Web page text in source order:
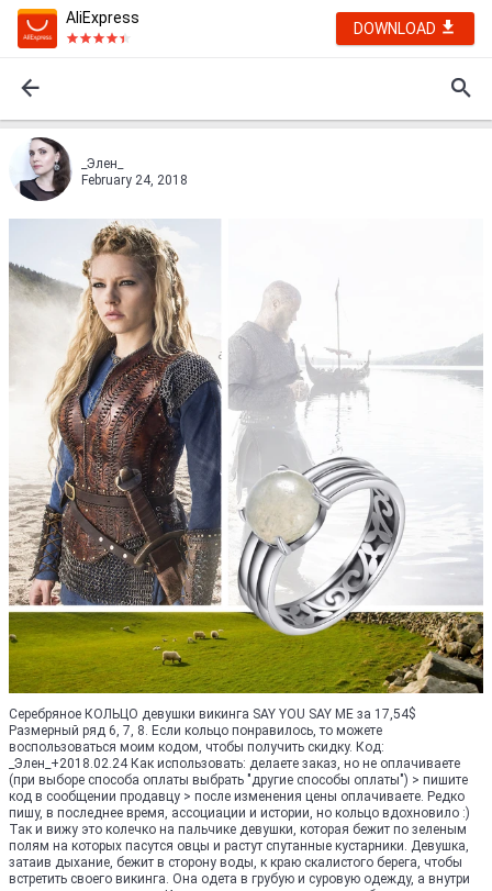
AliExpress
DOWNLOAD
_Элен_
February 24, 2018
Серебряное КОЛЬЦО девушки викинга SAY YOU SAY ME за 17,54$
Размерный ряд 6, 7, 8. Если кольцо понравилось, то можете
воспользоваться моим кодом, чтобы получить скидку. Код:
_Элен_+2018.02.24 Как использовать: делаете заказ, но не оплачиваете
(при выборе способа оплаты выбрать "другие способы оплаты") > пишите
код в сообщении продавцу > после изменения цены оплачиваете. Редко
пишу, в последнее время, ассоциации и истории, но кольцо вдохновило :)
Так и вижу это колечко на пальчике девушки, которая бежит по зеленым
полям на которых пасутся овцы и растут спутанные кустарники. Девушка,
затаив дыхание, бежит в сторону воды, к краю скалистого берега, чтобы
встретить своего викинга. Она одета в грубую и суровую одежду, а внутри